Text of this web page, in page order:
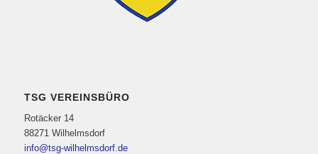
TSG VEREINSBÜRO
Rotäcker 14
88271 Wilhelmsdorf
info@tsg-wilhelmsdorf.de